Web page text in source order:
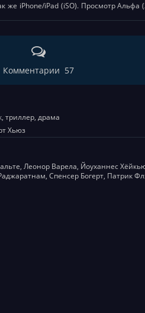
iPhone/iPad (iSO). Просмотр Альфа
Комментарии 57
триллер, драма
Хьюз
Леонор Варела, Йоуханнес
Спенсер Богерт, Патрик